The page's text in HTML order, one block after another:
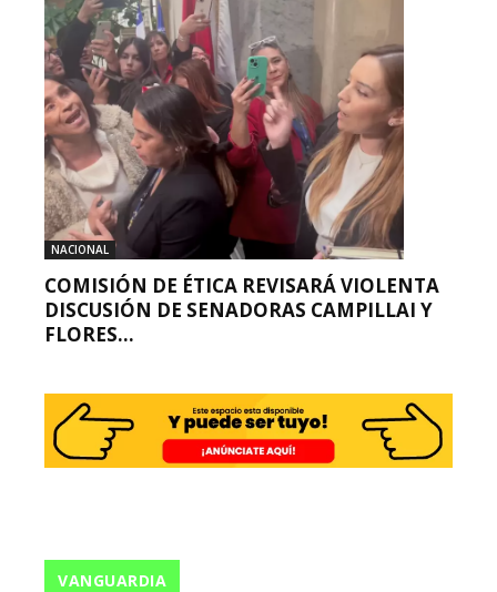
NACIONAL
COMISIÓN DE ÉTICA REVISARÁ VIOLENTA
DISCUSIÓN DE SENADORAS CAMPILLAI Y
FLORES...
VANGUARDIA